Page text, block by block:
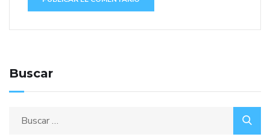
Buscar